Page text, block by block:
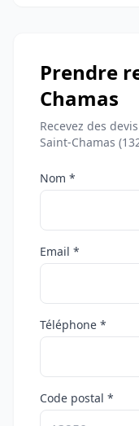
Prendre
Chamas
Recevez des
Saint-Chamas
Nom *
Email *
Téléphone *
Code postal *